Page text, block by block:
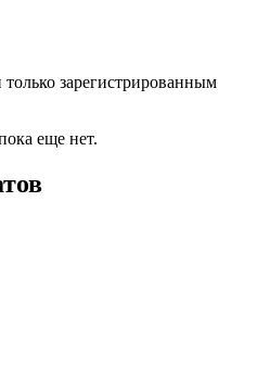
зарегистрированным
еще нет.